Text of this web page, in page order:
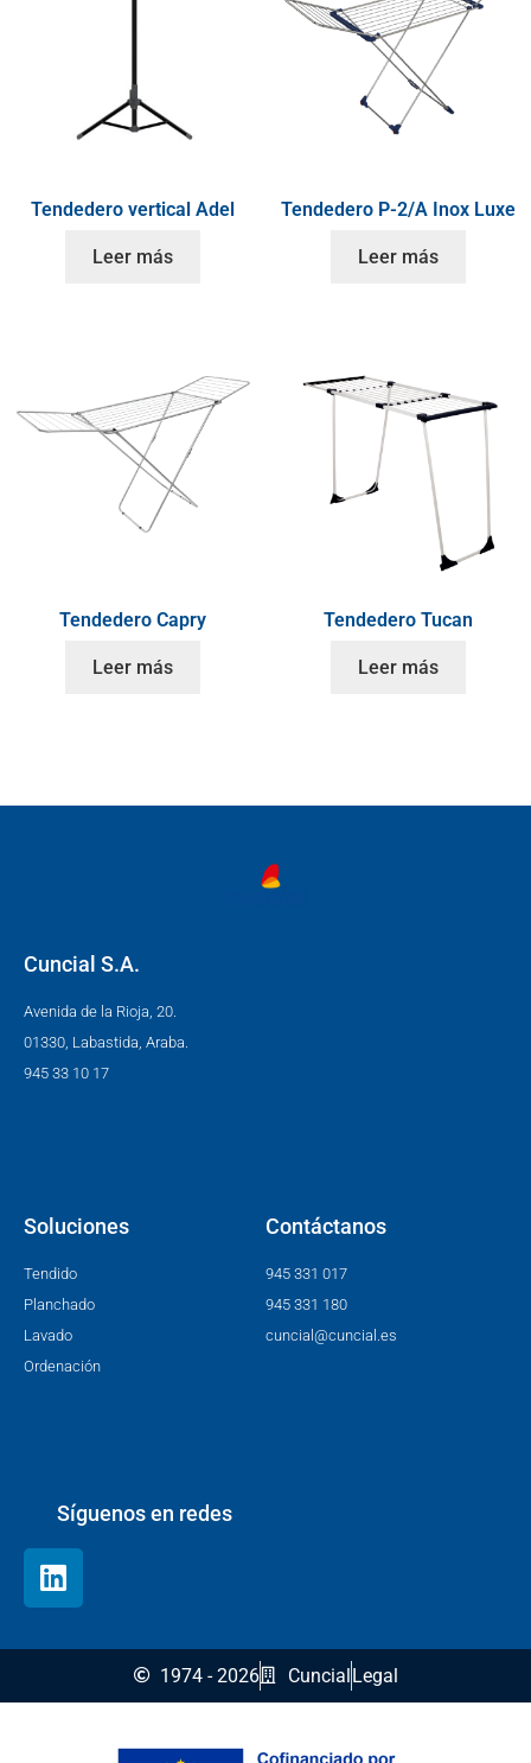
Tendedero vertical Adel
Leer más
Tendedero P-2/A Inox Luxe
Leer más
Tendedero Capry
Leer más
Tendedero Tucan
Leer más
Cuncial S.A.
Avenida de la Rioja, 20.
01330, Labastida, Araba.
945 33 10 17
Soluciones
Tendido
Planchado
Lavado
Ordenación
Contáctanos
945 331 017
945 331 180
cuncial@cuncial.es
Síguenos en redes
1974 - 2026 CuncialLegal